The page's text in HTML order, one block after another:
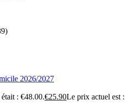
2026/2027
: €48.00.€25.90Le prix actuel est :